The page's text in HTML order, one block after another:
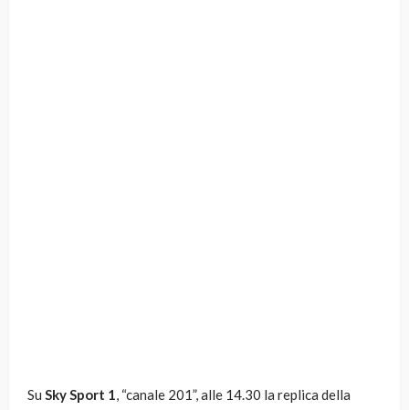
Su Sky Sport 1, “canale 201”, alle 14.30 la replica della